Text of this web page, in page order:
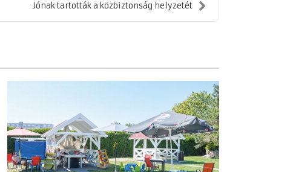
Jónak tartották a közbiztonság helyzetét